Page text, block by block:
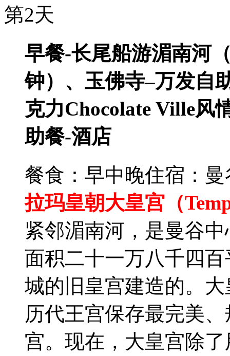
第2天
早餐-长尾船游湄南河
钟）、玉佛寺–万发自
克力Chocolate Ville风
助餐-酒店
餐食：早中晚住宿：
拉玛皇朝大皇宫（
紧邻湄南河，是曼谷
面积二十一万八千四
城的旧皇宫建造的。
历代王宫保存最完美
宫。现在，大皇宫除